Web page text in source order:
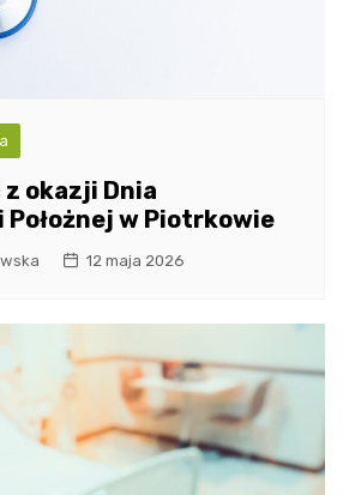
okazji Dnia
w Piotrkowie
12 maja 2026